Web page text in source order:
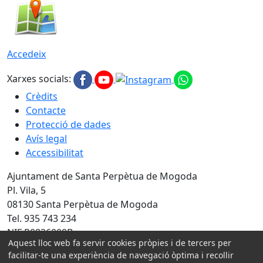
Accedeix
Xarxes socials:
Crèdits
Contacte
Protecció de dades
Avís legal
Accessibilitat
Ajuntament de Santa Perpètua de Mogoda
Pl. Vila, 5
08130 Santa Perpètua de Mogoda
Tel. 935 743 234
NIF P0826000B
Amb la col·laboració de:
Aquest lloc web fa servir cookies pròpies i de tercers per
facilitar-te una experiència de navegació òptima i recollir